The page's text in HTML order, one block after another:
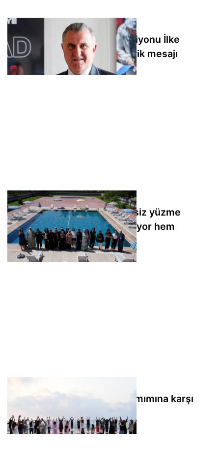
Bakan Bak’tan Avrupa şampiyonu İlke
Özyüksel Mihrioğlu için tebrik mesajı
Diyarbakır’da kadınlar ücretsiz yüzme
kursuyla hem yüzme öğreniyor hem
sosyalleşiyor
Zorkun Yaylası’nda gün batımımına karşı
yoga buluşması